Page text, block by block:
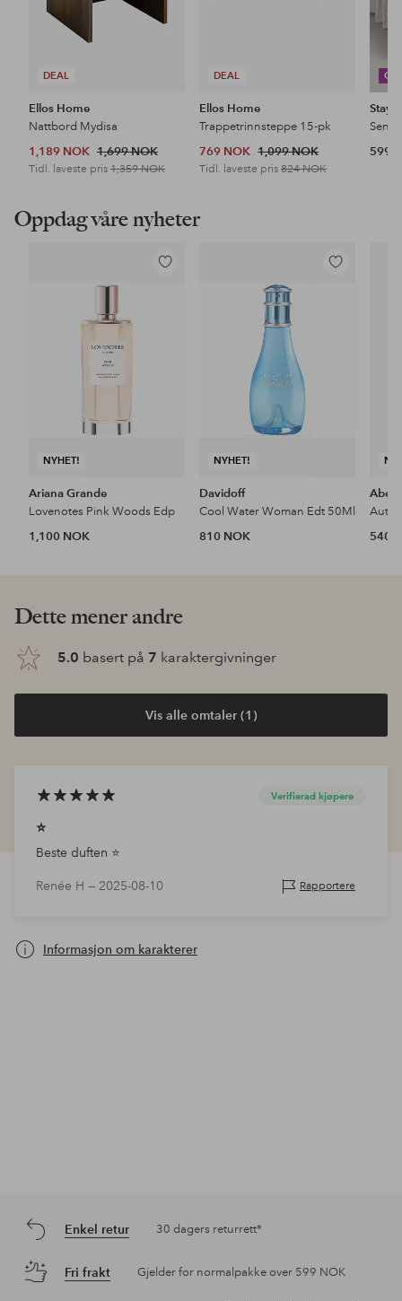
DEAL
Ellos Home
Nattbord Mydisa
1,189 NOK 1,699 NOK
Tidl. laveste pris 1,359 NOK
DEAL
Ellos Home
Trappetrinnsteppe 15-pk
769 NOK 1,099 NOK
Tidl. laveste pris824 NOK
599
Oppdag våre nyheter
NYHET!
Legg
Ariana Grande
Lovenotes Pink Woods Edp
1,100 NOK
NYHET!
Legg
Davidoff
Cool Water Woman Edt 50Ml
810 NOK
540
Dette mener andre
5.0 basert på 7 karaktergivninger
Vis alle omtaler (1)
Verifierad kjøpere
⭐️
Beste duften ⭐️
Renée H — 2025-08-10 Rapportere
Informasjon om karakterer
Enkel retur 30 dagers returrett*
Fri frakt Gjelder for normalpakke over 599 NOK